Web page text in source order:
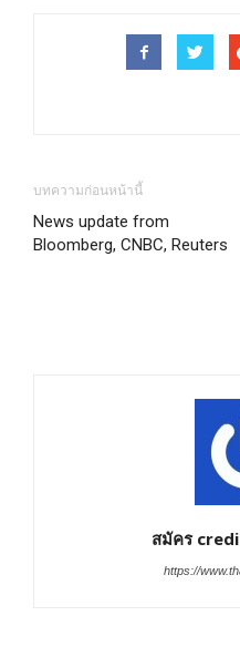
บทความก่อนหน้านี้
News update from
Bloomberg, CNBC, Reuters
สมัคร
https://